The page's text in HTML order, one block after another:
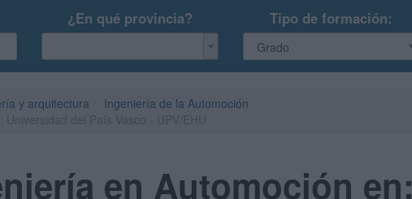
¿En qué provincia? Tipo de formación:
y arquitectura
Ingeniería de la Automoción
en Automoción en: